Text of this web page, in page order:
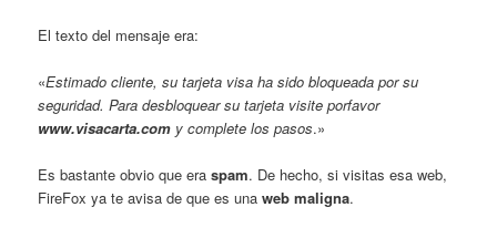
El texto del mensaje era:
«Estimado cliente, su tarjeta visa ha sido bloqueada por su
seguridad. Para desbloquear su tarjeta visite porfavor
www.visacarta.com y complete los pasos.»
Es bastante obvio que eraspam. De hecho, si visitas esa web,
FireFox ya te avisa de que es unaweb maligna.